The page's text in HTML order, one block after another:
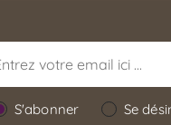
S'abonner Se